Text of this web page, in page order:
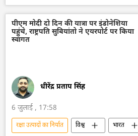
निर्यात
ब्रह्मोस
Sputnik मान्यता
भारत का विकास
सैन्य तकनीक
तकनीकी विकास
पीएम मोदी दो दिन की यात्रा पर इंडोनेशिया
पहुंचे, राष्ट्रपति सुबियांतो ने एयरपोर्ट पर किया
स्वागत
धीरेंद्र प्रताप सिंह
6 जुलाई , 17:58
रक्षा उत्पादों का निर्यात विश्व
भारत